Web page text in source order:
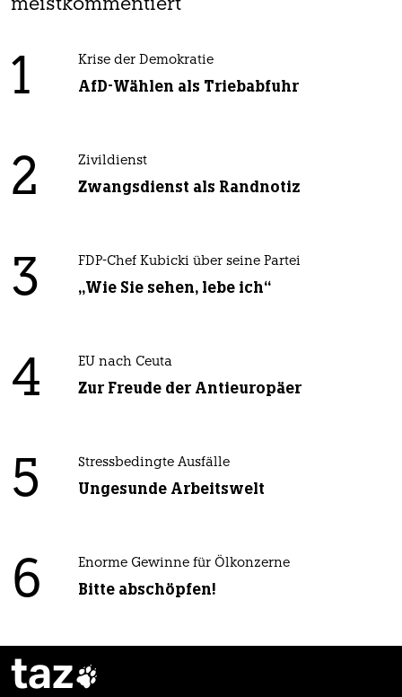
meistkommentiert
1 Krise der Demokratie
AfD-Wählen als Triebabfuhr
2 Zivildienst
Zwangsdienst als Randnotiz
3 FDP-Chef Kubicki über seine Partei
„Wie Sie sehen, lebe ich“
4 EU nach Ceuta
Zur Freude der Antieuropäer
5 Stressbedingte Ausfälle
Ungesunde Arbeitswelt
6 Enorme Gewinne für Ölkonzerne
Bitte abschöpfen!
taz